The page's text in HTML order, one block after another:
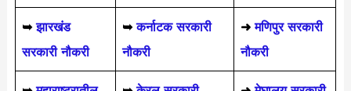
➥ झारखंड
सरकारी नौकरी
➥ कर्नाटक सरकारी
नौकरी
➜ मणिपुर सरकारी
नौकरी